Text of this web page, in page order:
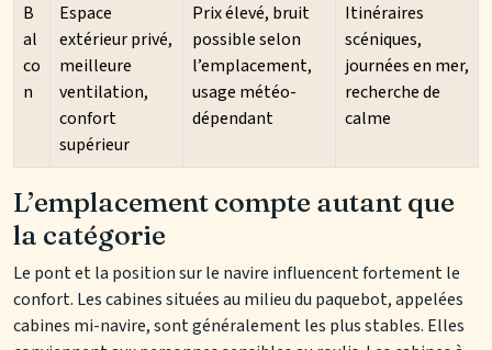
B
al
co
n
Espace
extérieur privé,
meilleure
ventilation,
confort
supérieur
Prix élevé, bruit
possible selon
l’emplacement,
usage météo-
dépendant
Itinéraires
scéniques,
journées en mer,
recherche de
calme
L’emplacement compte autant que
la catégorie
Le pont et la position sur le navire influencent fortement le
confort. Les cabines situées au milieu du paquebot, appelées
cabines mi-navire, sont généralement les plus stables. Elles